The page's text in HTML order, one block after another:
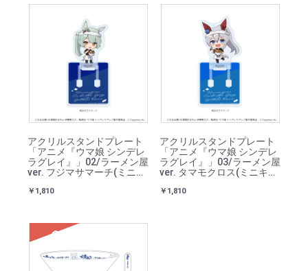
アクリルスタンドプレート
「アニメ『ウマ娘 シンデレ
ラグレイ』」02/ラーメン屋
ver. フジマサマーチ(ミニキ
￥1,810
アクリルスタンドプレート
「アニメ『ウマ娘 シンデレ
ラグレイ』」03/ラーメン屋
ver. タマモクロス(ミニキャ
￥1,810
SOLD